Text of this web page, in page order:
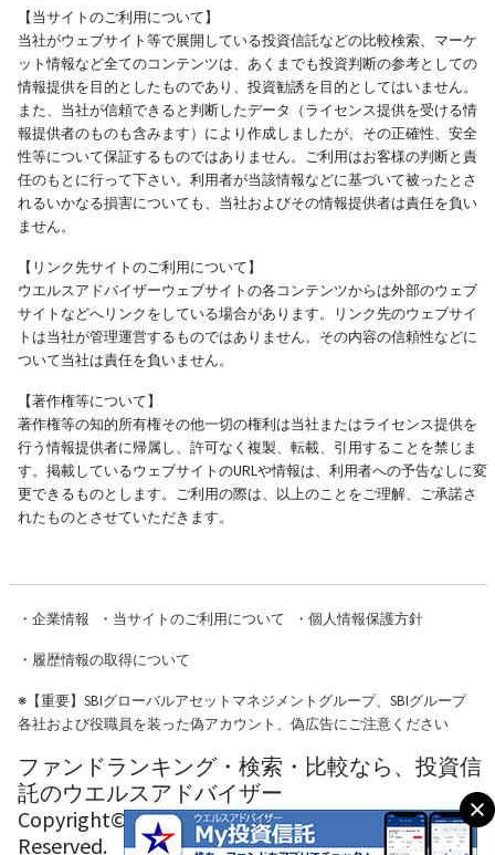
【当サイトのご利用について】
当社がウェブサイト等で展開している投資信託などの比較検索、マーケ
ット情報など全てのコンテンツは、あくまでも投資判断の参考としての
情報提供を目的としたものであり、投資勧誘を目的としてはいません。
また、当社が信頼できると判断したデータ（ライセンス提供を受ける情
報提供者のものも含みます）により作成しましたが、その正確性、安全
性等について保証するものではありません。ご利用はお客様の判断と責
任のもとに行って下さい。利用者が当該情報などに基づいて被ったとさ
れるいかなる損害についても、当社およびその情報提供者は責任を負い
ません。
【リンク先サイトのご利用について】
ウエルスアドバイザーウェブサイトの各コンテンツからは外部のウェブ
サイトなどへリンクをしている場合があります。リンク先のウェブサイ
トは当社が管理運営するものではありません。その内容の信頼性などに
ついて当社は責任を負いません。
【著作権等について】
著作権等の知的所有権その他一切の権利は当社またはライセンス提供を
行う情報提供者に帰属し、許可なく複製、転載、引用することを禁じま
す。掲載しているウェブサイトのURLや情報は、利用者への予告なしに変
更できるものとします。ご利用の際は、以上のことをご理解、ご承諾さ
れたものとさせていただきます。
・ 企業情報 ・ 当サイトのご利用について ・ 個人情報保護方針
・ 履歴情報の取得について
※【重要】SBIグローバルアセットマネジメントグループ、SBIグループ
各社および役職員を装った偽アカウント、偽広告にご注意ください
ファンドランキング・検索・比較なら、投資信
託のウエルスアドバイザー
Copyright© Wealth Advisor Co., Ltd. All Rights
Reserved.